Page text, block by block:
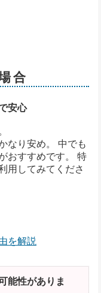
合
安心
なり安め。 中でも
おすすめです。 特
用してみてくださ
を解説
能性がありま